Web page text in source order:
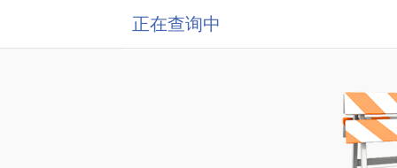
正在查询中